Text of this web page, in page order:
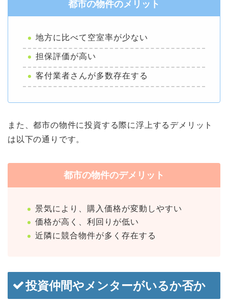
都市の物件のメリット
地方に比べて空室率が少ない
担保評価が高い
客付業者さんが多数存在する
また、都市の物件に投資する際に浮上するデメリット
は以下の通りです。
都市の物件のデメリット
景気により、購入価格が変動しやすい
価格が高く、利回りが低い
近隣に競合物件が多く存在する
投資仲間やメンターがいるか否か